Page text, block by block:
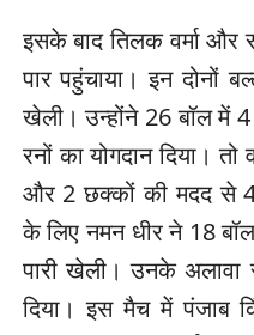
इसके बाद तिलक वर्मा और
पार पहुंचाया। इन दोनों
खेली। उन्होंने 26 बॉल में
रनों का योगदान दिया।
और 2 छक्कों की मदद से
के लिए नमन धीर ने 18
पारी खेली। उनके अलावा
दिया। इस मैच में पंजाब